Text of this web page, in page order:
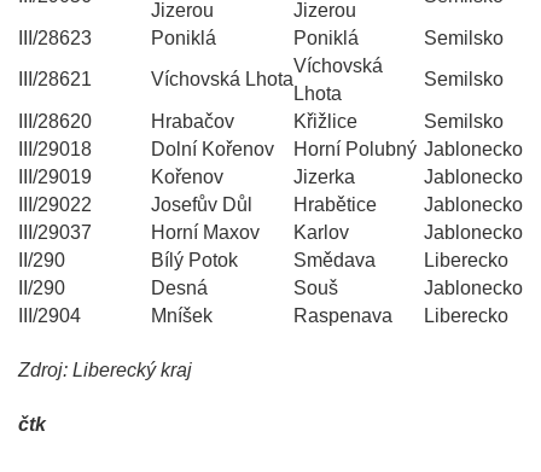
Jizerou
Jizerou
III/28623 Poniklá Poniklá
Semilsko
III/28621
Víchovská Lhota
Víchovská
Lhota
Semilsko
III/28620 Hrabačov Křižlice
Semilsko
III/29018
Dolní Kořenov Horní Polubný Jablonecko
III/29019
Kořenov Jizerka
Jablonecko
III/29022
Josefův Důl Hrabětice
Jablonecko
III/29037
Horní Maxov Karlov
Jablonecko
II/290
Bílý Potok Smědava
Liberecko
II/290
Desná Souš
Jablonecko
III/2904
Mníšek Raspenava Liberecko
Zdroj: Liberecký kraj
čtk